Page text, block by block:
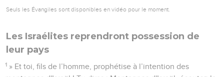
Seuls les Évangiles sont disponibles en vidéo pour le moment.
Les Israélites reprendront possession de
leur pays
1 » Et toi, fils de l’homme, prophétise à l’intention des